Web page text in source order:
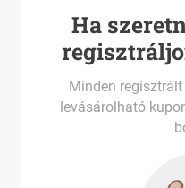
Ha
Minden
levásárolható